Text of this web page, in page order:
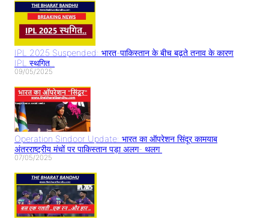
IPL 2025 Suspended: भारत-पाकिस्तान के बीच बढ़ते तनाव के कारण
IPL स्थगित..
09/05/2025
Operation Sindoor Update: भारत का ऑपरेशन सिंदूर कामयाब
अंतरराष्ट्रीय मंचों पर पाकिस्तान पड़ा अलग- थलग
07/05/2025